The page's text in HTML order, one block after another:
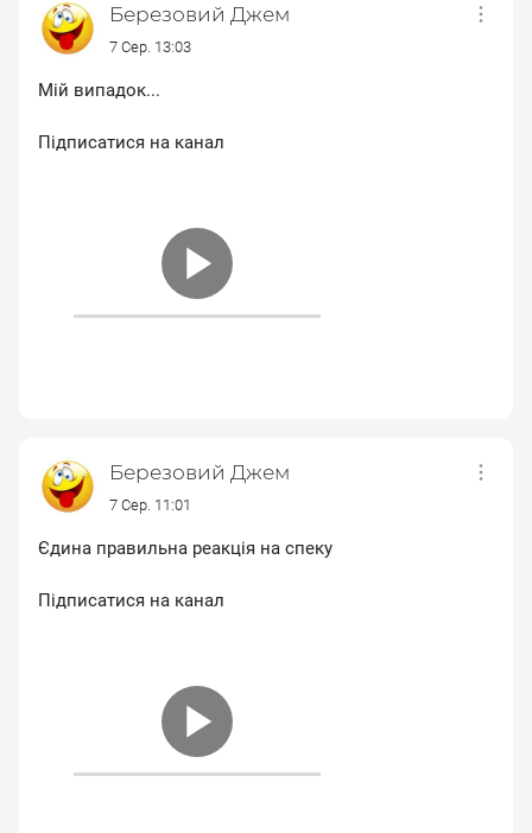
Березовий Джем
7 Сер. 13:03
Мій випадок...
Підписатися на канал
Березовий Джем
7 Сер. 11:01
Єдина правильна реакція на спеку
Підписатися на канал